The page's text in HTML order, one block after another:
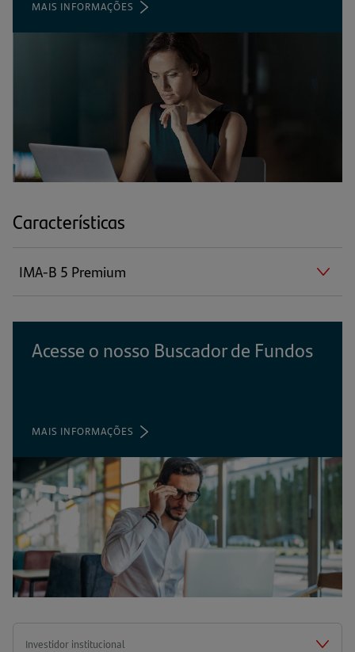
MAIS INFORMAÇÕES (ABRE
UMA
NOVA
ABA)
Características
IMA-B 5 Premium
Acesse o nosso Buscador de Fundos
MAIS INFORMAÇÕES (ABRE
UMA
NOVA
ABA)